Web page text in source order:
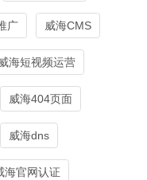
广 威海CMS
海短视频运营
威海404页面
威海dns
海官网认证